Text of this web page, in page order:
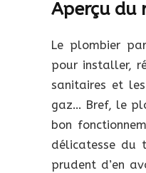
Aperçu du
Le plombier
pour installer,
sanitaires et
gaz… Bref, le
bon
délicatesse du
prudent d’en